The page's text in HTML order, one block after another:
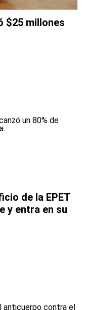
$25 millones
de la EPET
y entra en su